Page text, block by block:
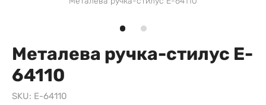
Металева ручка-стилус E-
64110
SKU: E-64110